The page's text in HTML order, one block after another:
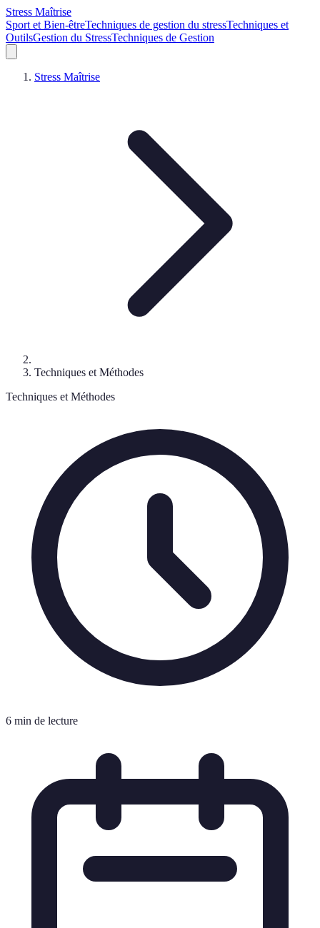
Stress Maîtrise
Sport et Bien-êtreTechniques de gestion du stressTechniques et
OutilsGestion du StressTechniques de Gestion
Stress Maîtrise
Techniques et Méthodes
Techniques et Méthodes
6 min de lecture